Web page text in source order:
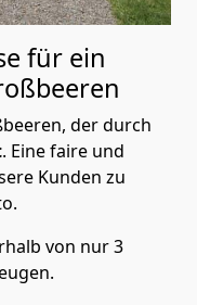
für ein
der durch
. Eine faire und
Kunden zu
von nur 3